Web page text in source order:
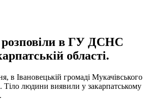
розповіли в ГУ ДСНС
області.
в Івановецькій громаді Мукачівського
людини виявили у закарпатському